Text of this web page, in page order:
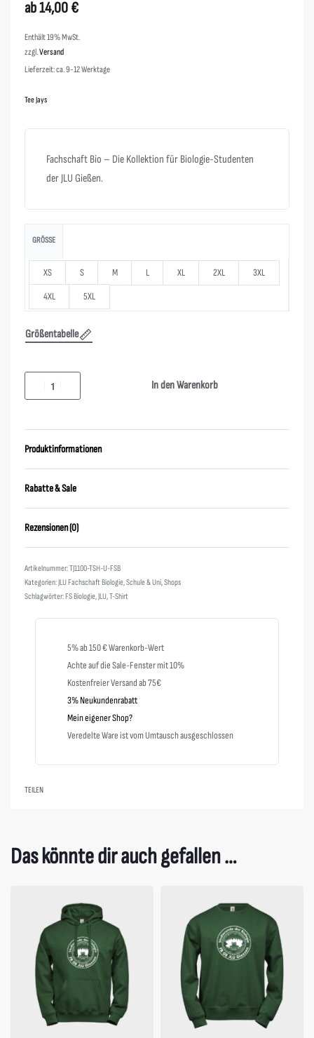
ab14,00€
Enthält 19% MwSt.
zzgl.Versand
Lieferzeit: ca. 9-12 Werktage
Tee Jays
Fachschaft Bio – Die Kollektion für Biologie-Studenten
der JLU Gießen.
GRÖSSE
XS S M L XL 2XL
3XL
4XL
5XL
Größentabelle
In den Warenkorb
Produktinformationen
Rabatte & Sale
Rezensionen (0)
TJ1100-TSH-U-FSB
Kategorien:JLU Fachschaft Biologie,Schule & Uni,Shops
Schlagwörter:FS Biologie,JLU,T-Shirt
5% ab 150 € Warenkorb-Wert
Achte auf die Sale-Fenster mit 10%
Kostenfreier Versand ab 75€
3% Neukundenrabatt
Mein eigener Shop?
Veredelte Ware ist vom Umtausch ausgeschlossen
TEILEN
Das könnte dir auch gefallen …